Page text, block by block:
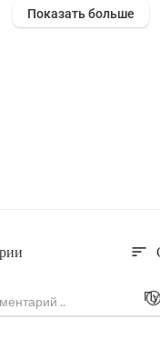
Показать больше
sort